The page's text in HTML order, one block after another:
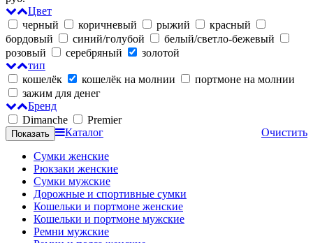
Цвет
черный
коричневый рыжий
красный
бордовый
синий/голубой
белый/светло-бежевый
розовый
серебряный
золотой
тип
кошелёк
кошелёк на молнии
портмоне на молнии
зажим для денег
Бренд
Dimanche
Premier
Очистить
Каталог
Сумки женские
Рюкзаки женские
Сумки мужские
Дорожные и спортивные сумки
Кошельки и портмоне женские
Кошельки и портмоне мужские
Ремни мужские